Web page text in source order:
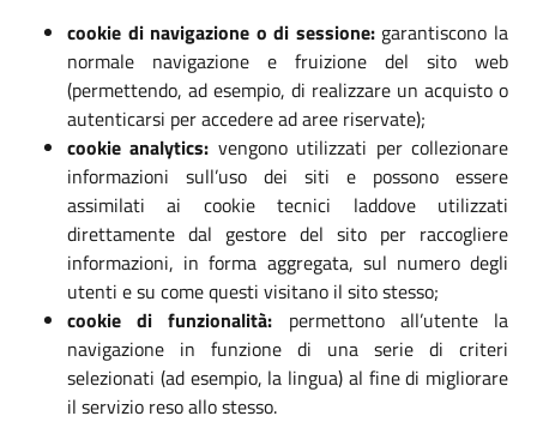
cookie di navigazione o di sessione:garantiscono la
normale navigazione e fruizione del sito web
(permettendo, ad esempio, di realizzare un acquisto o
autenticarsi per accedere ad aree riservate);
cookie analytics: vengono utilizzati per collezionare
informazioni sull’uso dei siti e possono essere
assimilati ai cookie tecnici laddove utilizzati
direttamente dal gestore del sito per raccogliere
informazioni, in forma aggregata, sul numero degli
utenti e su come questi visitano il sito stesso;
cookie di funzionalità: permettono all’utente la
navigazione in funzione di una serie di criteri
selezionati (ad esempio, la lingua) al fine di migliorare
il servizio reso allo stesso.